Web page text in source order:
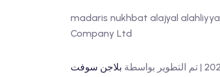
madaris nukhbat alajyal alahliyya
Company Ltd
بلاجن سوفت